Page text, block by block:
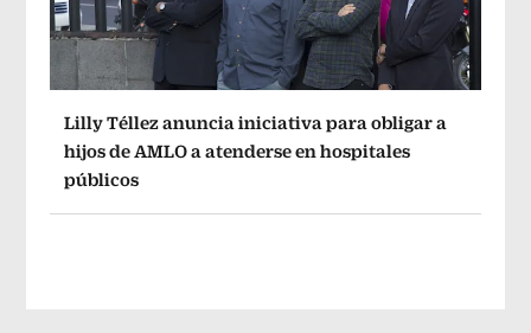
Lilly Téllez anuncia iniciativa para obligar a
hijos de AMLO a atenderse en hospitales
públicos